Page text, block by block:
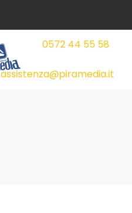
0572 44 55 58
assistenza@piramedia.it